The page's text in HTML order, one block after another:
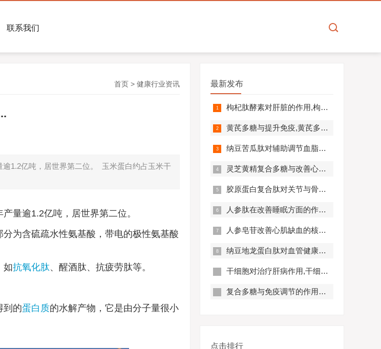
联系我们
首页 > 健康行业资讯
1.2亿吨，居世界第二位。 玉米蛋白约占玉米干
量逾1.2亿吨，居世界第二位。
分为含硫疏水性氨基酸，带电的极性氨基酸
如抗氧化肽、醒酒肽、抗疲劳肽等。
到的蛋白质的水解产物，它是由分子量很小
最新发布
枸杞肽酵素对肝脏的作用,枸杞肽酵素护肝解毒效果好吗？
黄芪多糖与提升免疫,黄芪多糖对免疫相关疾病营养干预价值分析！
纳豆苦瓜肽对辅助调节血脂血压的作用机制,应用效果如何？
灵芝黄精复合多糖与改善心肺功能的机制及临床应用分析
胶原蛋白复合肽对关节与骨骼的作用,胶原蛋白复合肽效果怎么样?
人参肽在改善睡眠方面的作用机制及应用分析
人参皂苷改善心肌缺血的核心机制,应用效果怎么样？
纳豆地龙蛋白肽对血管健康的好处,纳豆地龙蛋白肽对预防心脑血管疾病有帮助吗？
干细胞对治疗肝病作用,干细胞对肝硬化有作用吗?
复合多糖与免疫调节的作用原理及优势分析
点击排行